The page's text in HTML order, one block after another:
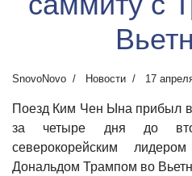
SnovoNovo Новости 17
Поезд Ким Чен Ына прибыл в
за четыре дня до
северокорейским
Дональдом Трампом во